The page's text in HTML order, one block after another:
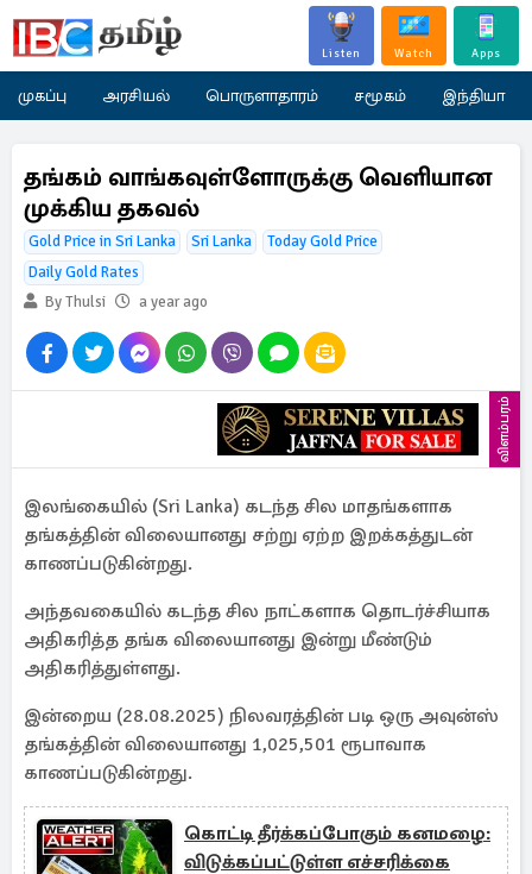
Listen Watch Apps
முகப்பு அரசியல் பொருளாதாரம் சமூகம் இந்தியா
தங்கம் வாங்கவுள்ளோருக்கு வெளியான
முக்கிய தகவல்
Gold Price in Sri Lanka Sri Lanka
Today Gold Price
Daily Gold Rates
By Thulsi
a year ago
விளம்பரம்
இலங்கையில் (Sri Lanka) கடந்த சில மாதங்களாக
தங்கத்தின் விலையானது சற்று ஏற்ற இறக்கத்துடன்
காணப்படுகின்றது.
அந்தவகையில் கடந்த சில நாட்களாக தொடர்ச்சியாக
அதிகரித்த தங்க விலையானது இன்று மீண்டும்
அதிகரித்துள்ளது.
இன்றைய (28.08.2025) நிலவரத்தின் படி ஒரு அவுன்ஸ்
தங்கத்தின் விலையானது 1,025,501 ரூபாவாக
காணப்படுகின்றது.
கொட்டி தீர்க்கப்போகும் கனமழை:
விடுக்கப்பட்டுள்ள எச்சரிக்கை